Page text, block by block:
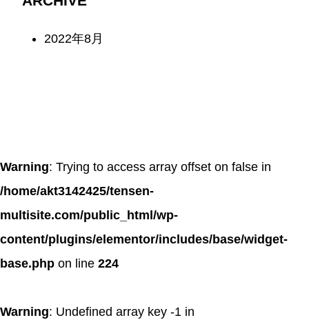
2022年8月
Warning: Trying to access array offset on false in
/home/akt3142425/tensen-
multisite.com/public_html/wp-
content/plugins/elementor/includes/base/widget-
base.php on line 224
Warning: Undefined array key -1 in